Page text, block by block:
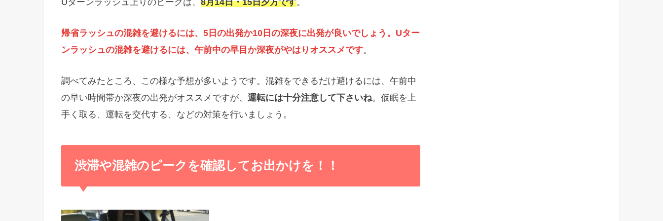
Uターンラッシュ上りのピークは、 8月14日・15日夕方です。
帰省ラッシュの混雑を避けるには、5日の出発か10日の深夜に出発が良いでしょう。Uター
ンラッシュの混雑を避けるには、午前中の早目か深夜がやはりオススメです。
調べてみたところ、この様な予想が多いようです。混雑をできるだけ避けるには、午前中
の早い時間帯か深夜の出発がオススメですが、 運転には十分注意して下さいね。仮眠を上
手く取る、運転を交代する、などの対策を行いましょう。
渋滞や混雑のピークを確認してお出かけを！！